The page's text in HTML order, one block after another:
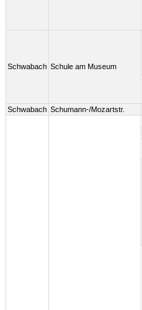
Schwabach Schule am Museum
Schwabach Schumann-/Mozartstr.